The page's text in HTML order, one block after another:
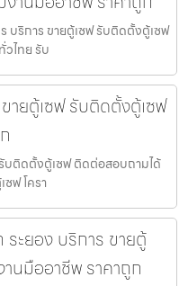
บริการ ขายตู้เซฟ รับติดตั้งตู้เซฟ
ไทย รับ
ายตู้เซฟ รับติดตั้งตู้เซฟ
บติดตั้งตู้เซฟ ติดต่อสอบถามได้
ฟ โครา
ะยอง บริการ ขายตู้
นมืออาชีพ ราคาถูก